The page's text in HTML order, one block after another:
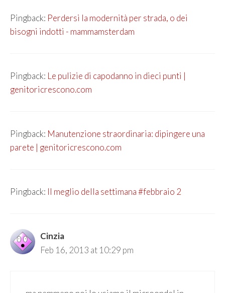
Pingback: Perdersi la modernità per strada, o dei
bisogni indotti - mammamsterdam
Pingback: Le pulizie di capodanno in dieci punti |
genitoricrescono.com
Pingback: Manutenzione straordinaria: dipingere una
parete | genitoricrescono.com
Pingback: Il meglio della settimana #febbraio 2
Cinzia
Feb 16, 2013 at 10:29 pm